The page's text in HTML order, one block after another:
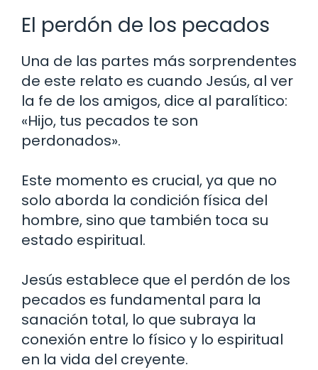
El perdón de los pecados
Una de las partes más sorprendentes
de este relato es cuando Jesús, al ver
la fe de los amigos, dice al paralítico:
«Hijo, tus pecados te son
perdonados».
Este momento es crucial, ya que no
solo aborda la condición física del
hombre, sino que también toca su
estado espiritual.
Jesús establece que el perdón de los
pecados es fundamental para la
sanación total, lo que subraya la
conexión entre lo físico y lo espiritual
en la vida del creyente.